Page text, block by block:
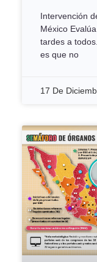
Intervención
México
tardes a
es que no
17 De